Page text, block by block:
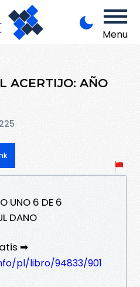
Menu
ACERTIJO: AÑO
UNO 6 DE 6
DANO
➡
pl/libro/94833/901